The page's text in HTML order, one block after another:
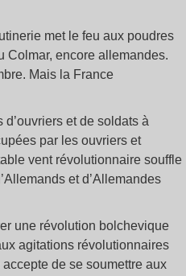
met le feu aux poudres
Colmar, encore allemandes.
Mais la France
et de soldats à
par les ouvriers et
vent révolutionnaire souffle
et d’Allemandes
une révolution bolchevique
agitations révolutionnaires
de se soumettre aux